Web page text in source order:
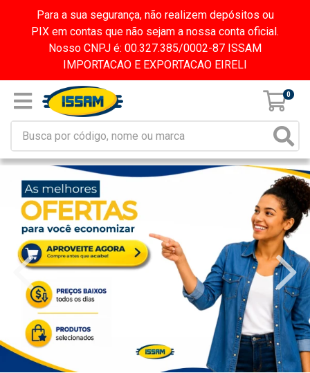
Para a sua segurança, não realizem depósitos ou
PIX em contas que não sejam a nossa conta oficial.
Nosso CNPJ é: 00.327.385/0002-87 ISSAM
IMPORTACAO E EXPORTACAO EIRELI
0